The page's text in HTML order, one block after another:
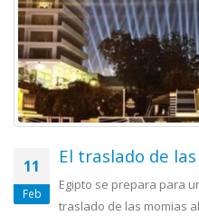
11
Feb
El traslado de
Egipto se prepara para
traslado de las momias